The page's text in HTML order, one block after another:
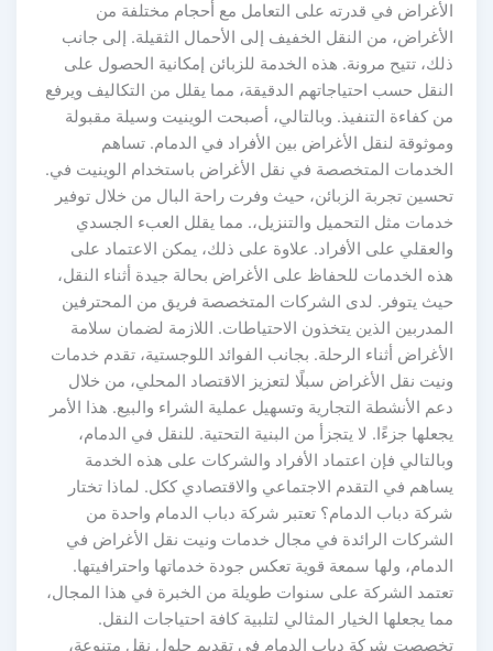
الأغراض في قدرته على التعامل مع أحجام مختلفة من
الأغراض، من النقل الخفيف إلى الأحمال الثقيلة. إلى جانب
ذلك، تتيح مرونة. هذه الخدمة للزبائن إمكانية الحصول على
النقل حسب احتياجاتهم الدقيقة، مما يقلل من التكاليف ويرفع
من كفاءة التنفيذ. وبالتالي، أصبحت الوينيت وسيلة مقبولة
وموثوقة لنقل الأغراض بين الأفراد في الدمام. تساهم
الخدمات المتخصصة في نقل الأغراض باستخدام الوينيت في.
تحسين تجربة الزبائن، حيث وفرت راحة البال من خلال توفير
خدمات مثل التحميل والتنزيل،. مما يقلل العبء الجسدي
والعقلي على الأفراد. علاوة على ذلك، يمكن الاعتماد على
هذه الخدمات للحفاظ على الأغراض بحالة جيدة أثناء النقل،
حيث يتوفر. لدى الشركات المتخصصة فريق من المحترفين
المدربين الذين يتخذون الاحتياطات. اللازمة لضمان سلامة
الأغراض أثناء الرحلة. بجانب الفوائد اللوجستية، تقدم خدمات
ونيت نقل الأغراض سبلًا لتعزيز الاقتصاد المحلي، من خلال
دعم الأنشطة التجارية وتسهيل عملية الشراء والبيع. هذا الأمر
يجعلها جزءًا. لا يتجزأ من البنية التحتية. للنقل في الدمام،
وبالتالي فإن اعتماد الأفراد والشركات على هذه الخدمة
يساهم في التقدم الاجتماعي والاقتصادي ككل. لماذا تختار
شركة دباب الدمام؟ تعتبر شركة دباب الدمام واحدة من
الشركات الرائدة في مجال خدمات ونيت نقل الأغراض في
الدمام، ولها سمعة قوية تعكس جودة خدماتها واحترافيتها.
تعتمد الشركة على سنوات طويلة من الخبرة في هذا المجال،
مما يجعلها الخيار المثالي لتلبية كافة احتياجات النقل.
تخصصت شركة دباب الدمام في تقديم حلول نقل متنوعة،